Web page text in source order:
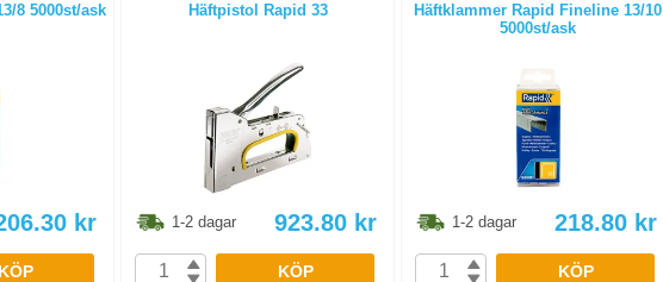
8 5000st/ask
kr
KÖP
Häftpistol Rapid 33
1-2 dagar 923.80 kr
KÖP
Häftklammer Rapid Fineline 13/10
5000st/ask
1-2 dagar 218.80 kr
KÖP